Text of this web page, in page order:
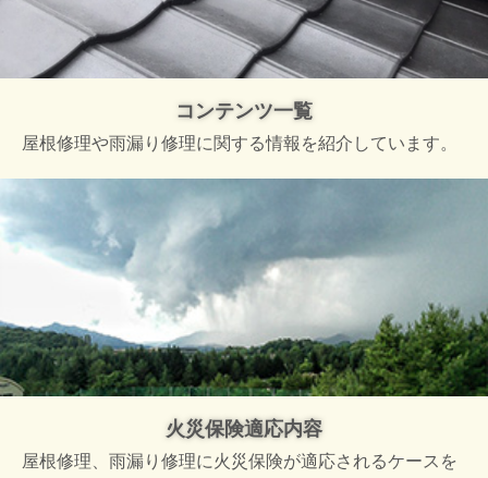
コンテンツ一覧
屋根修理や雨漏り修理に関する情報を紹介しています。
火災保険適応内容
屋根修理、雨漏り修理に火災保険が適応されるケースを